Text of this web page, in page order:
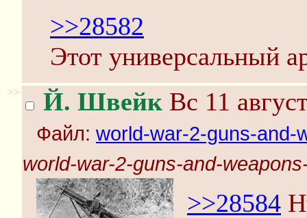
>>28582
Этот универсальный
>> Й. Швейк Вс 11
Файл: world-war-2-guns-and-
world-war-2-guns-and-
>>28584